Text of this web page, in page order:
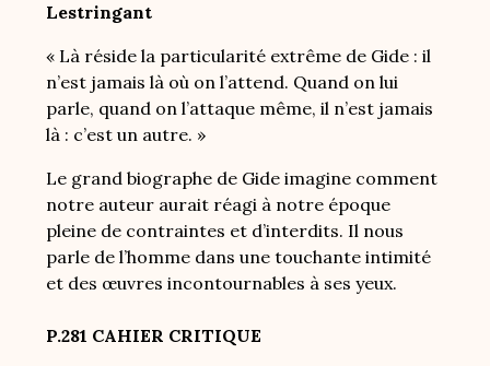
Lestringant
« Là réside la particularité extrême de Gide : il
n’est jamais là où on l’attend. Quand on lui
parle, quand on l’attaque même, il n’est jamais
là : c’est un autre. »
Le grand biographe de Gide imagine comment
notre auteur aurait réagi à notre époque
pleine de contraintes et d’interdits. Il nous
parle de l’homme dans une touchante intimité
et des œuvres incontournables à ses yeux.
P.281 CAHIER CRITIQUE